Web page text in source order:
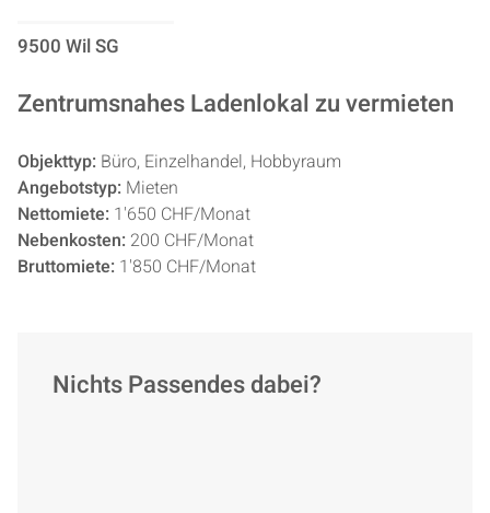
9500 Wil SG
Zentrumsnahes Ladenlokal zu vermieten
Objekttyp: Büro, Einzelhandel, Hobbyraum
Angebotstyp: Mieten
Nettomiete: 1'650 CHF/Monat
Nebenkosten: 200 CHF/Monat
Bruttomiete: 1'850 CHF/Monat
Nichts Passendes dabei?